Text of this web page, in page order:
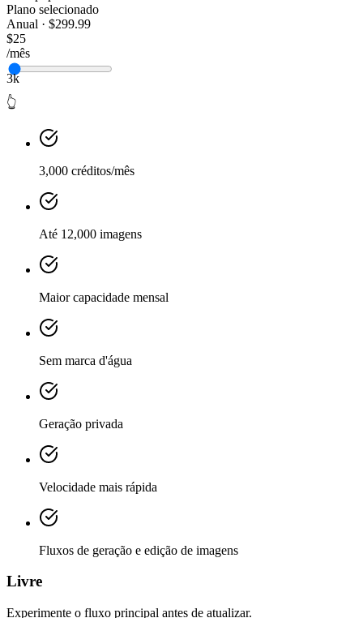
Plano selecionado
Anual · $299.99
$25
/mês
3k
👆
3,000 créditos/mês
Até 12,000 imagens
Maior capacidade mensal
Sem marca d'água
Geração privada
Velocidade mais rápida
Fluxos de geração e edição de imagens
Livre
Experimente o fluxo principal antes de atualizar.